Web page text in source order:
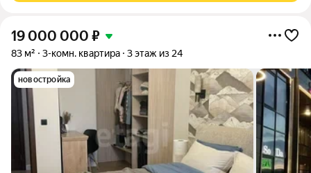
19 000 000 ₽
83 м² 3-комн. квартира 3 этаж из 24
новостройка